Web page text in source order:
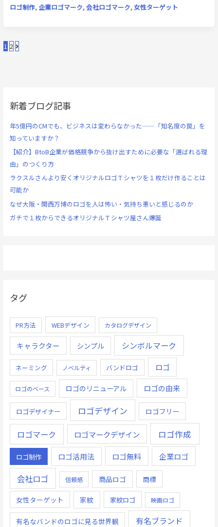
ロゴ制作, 企業ロゴマーク,会社ロゴマーク,女性ターゲット
1 2
新着ブログ記事
年5億円のCMでも、ビジネスは変わらなかった——「知名度の罠」を
知っていますか？
【紹介】BtoB企業が価格競争から抜け出すために必要な「選ばれる理
由」のつくり方
ラクスルさんより安くオリジナルロゴＴシャツを１枚だけ作ることは
可能か
なぜ大阪・関西万博のロゴを人は怖い・気持ち悪いと感じるのか
ガチで１枚からできるオリジナルＴシャツ屋さん爆誕
タグ
PR方法 WEBデザイン カタログデザイン
キャラクター シンプル シンボルマーク
ネーミング ノベルティ バンドロゴ ロゴ
ロゴのベース ロゴのリニューアル ロゴの由来
ロゴデザイナー ロゴデザイン ロゴフリー
ロゴマーク ロゴマークデザイン ロゴ作成
ロゴ制作 ロゴ活用法 ロゴ無料 企業ロゴ
会社ロゴ 信頼感 商品ロゴ 商標
女性ターゲット 家紋 家紋ロゴ 映画ロゴ
有名なバンドのロゴに見る世界観 有名ブランド